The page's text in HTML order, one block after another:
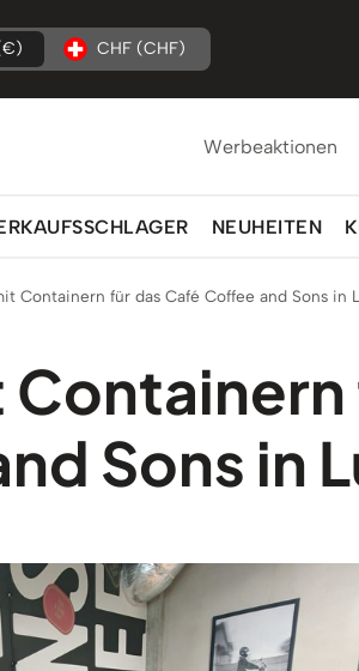
CHF (CHF)
Werbeaktionen
NEUHEITEN
Containern für das Café Coffee and Sons in
Sons in